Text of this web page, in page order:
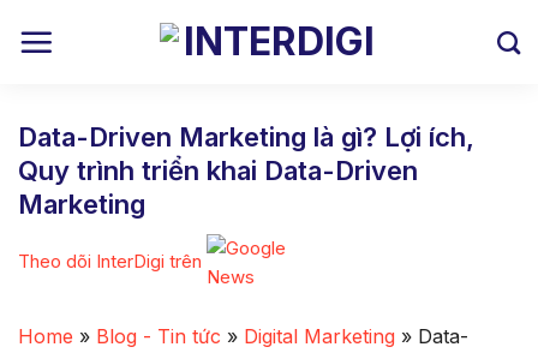
Data-Driven Marketing là gì? Lợi ích,
Quy trình triển khai Data-Driven
Marketing
Theo dõi InterDigi trên
Home » Blog - Tin tức » Digital Marketing » Data-